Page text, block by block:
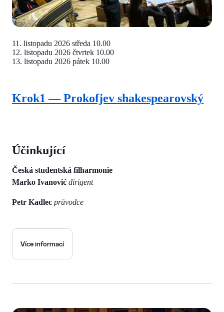
Krok1 — Prokofjev shakespearovský
Účinkující
Česká studentská filharmonie
Marko Ivanović dirigent
Petr Kadlec průvodce
11. listopadu 2026 středa 10.00
12. listopadu 2026 čtvrtek 10.00
13. listopadu 2026 pátek 10.00
Více informací